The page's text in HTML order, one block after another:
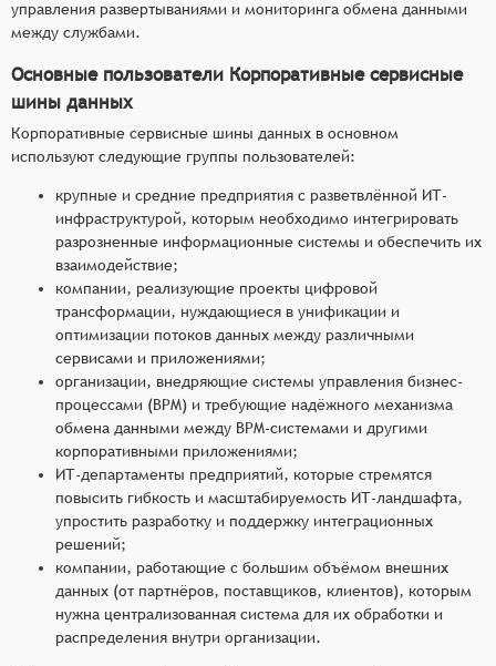
управления развертываниями и мониторинга обмена данными
между службами.
Основные пользователи Корпоративные сервисные
шины данных
Корпоративные сервисные шины данных в основном
используют следующие группы пользователей:
крупные и средние предприятия с разветвлённой ИТ-
инфраструктурой, которым необходимо интегрировать
разрозненные информационные системы и обеспечить их
взаимодействие;
компании, реализующие проекты цифровой
трансформации, нуждающиеся в унификации и
оптимизации потоков данных между различными
сервисами и приложениями;
организации, внедряющие системы управления бизнес-
процессами (BPM) и требующие надёжного механизма
обмена данными между BPM-системами и другими
корпоративными приложениями;
ИТ-департаменты предприятий, которые стремятся
повысить гибкость и масштабируемость ИТ-ландшафта,
упростить разработку и поддержку интеграционных
решений;
компании, работающие с большим объёмом внешних
данных (от партнёров, поставщиков, клиентов), которым
нужна централизованная система для их обработки и
распределения внутри организации.